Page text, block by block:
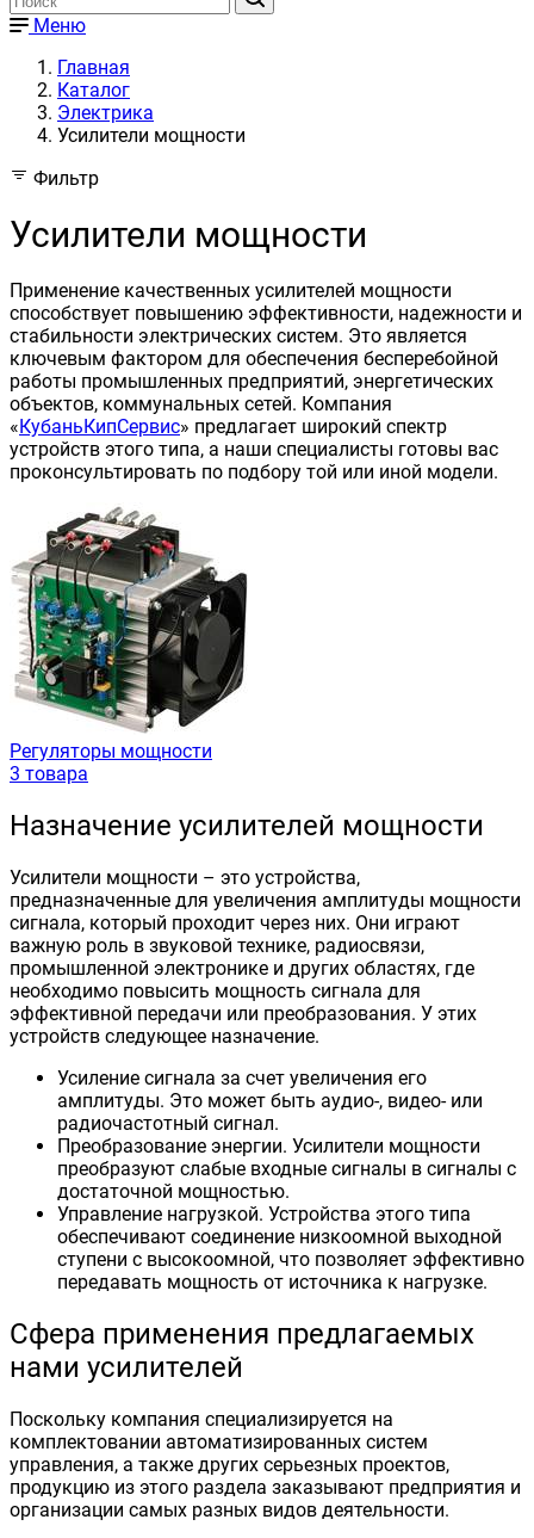
Меню
Главная
Каталог
Электрика
Усилители мощности
Фильтр
Усилители мощности
Применение качественных усилителей мощности
способствует повышению эффективности, надежности и
стабильности электрических систем. Это является
ключевым фактором для обеспечения бесперебойной
работы промышленных предприятий, энергетических
объектов, коммунальных сетей. Компания
«КубаньКипСервис» предлагает широкий спектр
устройств этого типа, а наши специалисты готовы вас
проконсультировать по подбору той или иной модели.
Регуляторы мощности
3 товара
Назначение усилителей мощности
Усилители мощности – это устройства,
предназначенные для увеличения амплитуды мощности
сигнала, который проходит через них. Они играют
важную роль в звуковой технике, радиосвязи,
промышленной электронике и других областях, где
необходимо повысить мощность сигнала для
эффективной передачи или преобразования. У этих
устройств следующее назначение.
Усиление сигнала за счет увеличения его
амплитуды. Это может быть аудио-, видео- или
радиочастотный сигнал.
Преобразование энергии. Усилители мощности
преобразуют слабые входные сигналы в сигналы с
достаточной мощностью.
Управление нагрузкой. Устройства этого типа
обеспечивают соединение низкоомной выходной
ступени с высокоомной, что позволяет эффективно
передавать мощность от источника к нагрузке.
Сфера применения предлагаемых
нами усилителей
Поскольку компания специализируется на
комплектовании автоматизированных систем
управления, а также других серьезных проектов,
продукцию из этого раздела заказывают предприятия и
организации самых разных видов деятельности.